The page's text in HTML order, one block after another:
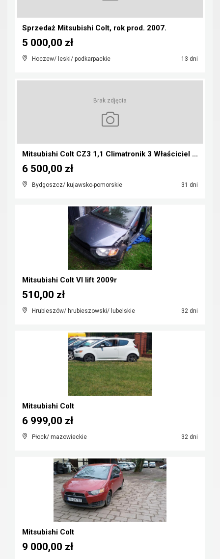
Sprzedaż Mitsubishi Colt, rok prod. 2007.
Hoczew/ leski/ podkarpackie 13 dni
5 000,00 zł
Brak zdjęcia
Mitsubishi Colt CZ3 1,1 Climatronik 3 Właściciel ...
Bydgoszcz/ kujawsko-pomorskie 31 dni
6 500,00 zł
Mitsubishi Colt VI lift 2009r
Hrubieszów/ hrubieszowski/ lubelskie 32 dni
510,00 zł
Mitsubishi Colt
Płock/ mazowieckie 32 dni
6 999,00 zł
Mitsubishi Colt
9 000,00 zł